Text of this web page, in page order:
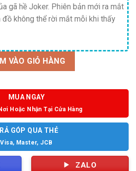
gã hề Joker. Phiên bản mới ra mắt
không thể rời mắt mỗi khi thấy
VÀO GIỎ HÀNG
MUA NGAY
Hoặc Nhận Tại Cửa Hàng
GÓP QUA THẺ
Visa, Master, JCB
ZALO